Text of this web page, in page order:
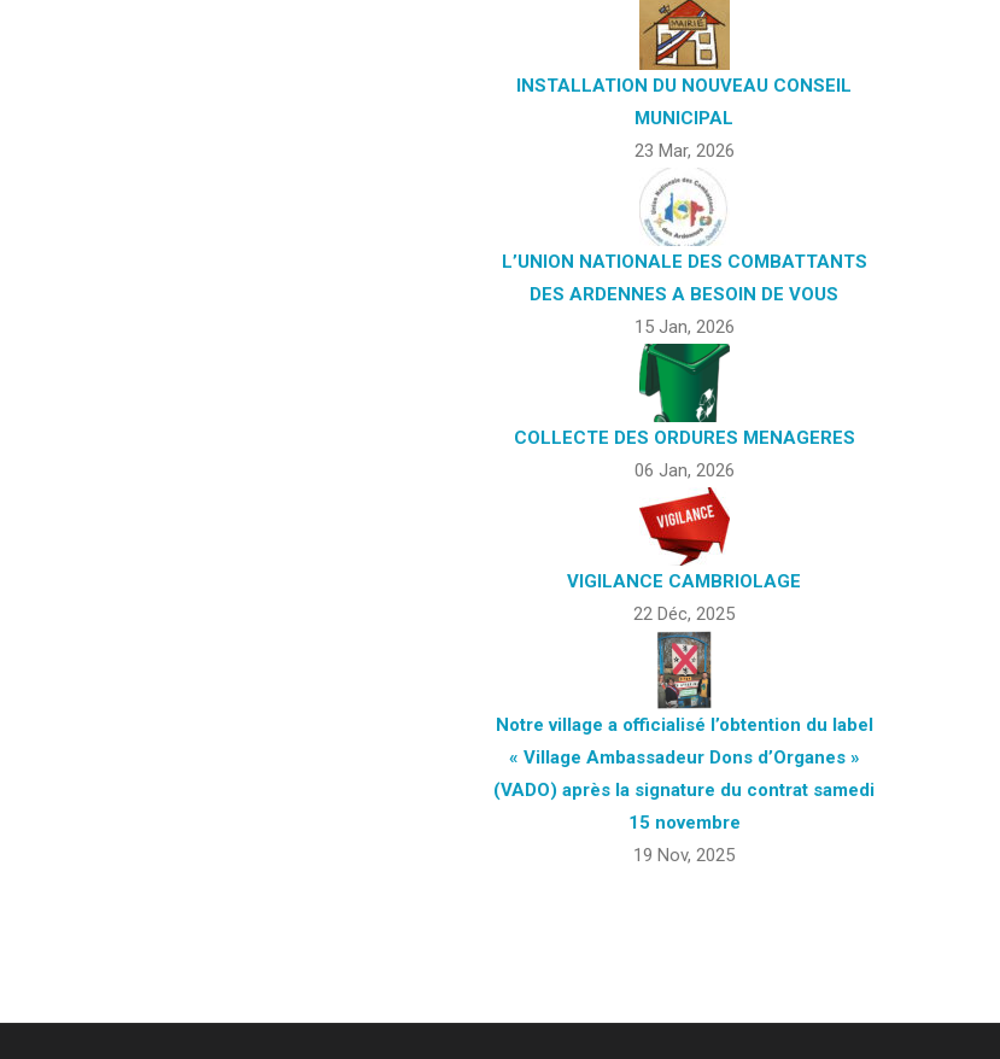
INSTALLATION DU NOUVEAU CONSEIL
MUNICIPAL
23 Mar, 2026
L’UNION NATIONALE DES COMBATTANTS
DES ARDENNES A BESOIN DE VOUS
15 Jan, 2026
COLLECTE DES ORDURES MENAGERES
06 Jan, 2026
VIGILANCE CAMBRIOLAGE
22 Déc, 2025
Notre village a officialisé l’obtention du label
« Village Ambassadeur Dons d’Organes »
(VADO) après la signature du contrat samedi
15 novembre
19 Nov, 2025